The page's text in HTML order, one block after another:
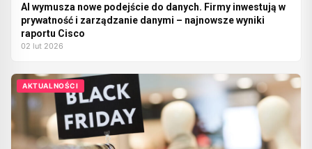
AI wymusza nowe podejście do danych. Firmy inwestują w
prywatność i zarządzanie danymi – najnowsze wyniki
raportu Cisco
02 lut 2026
AKTUALNOŚCI